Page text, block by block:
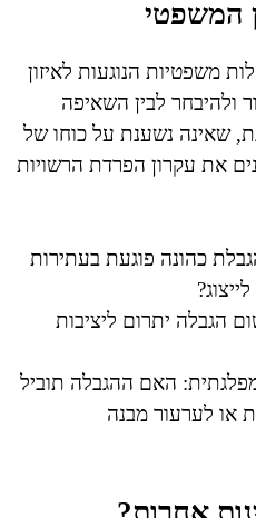
המשפטי
משפטיות הנוגעות לאיזון
ולהיבחר לבין השאיפה
שאינה נשענת על כוחו של
את עקרון הפרדת הרשויות
כהונה פוגעת בעתירות
הגבלה יתרום ליציבות
האם ההגבלה תוביל
או לערעור מבנה